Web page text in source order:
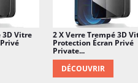
3D Vitre 2 X Verre Trempé 3D
Protection Écran Privé
Private...
DÉCOUVRIR